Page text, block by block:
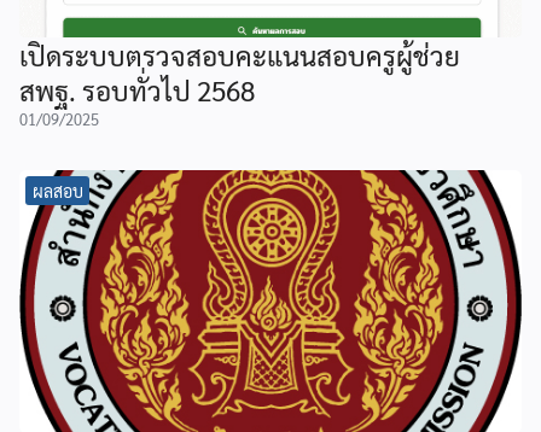
เปิดระบบตรวจสอบคะแนนสอบครูผู้ช่วย
สพฐ. รอบทั่วไป 2568
01/09/2025
ผลสอบ